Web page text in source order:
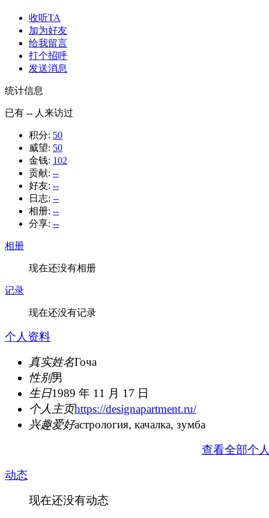
收听TA
加为好友
给我留言
打个招呼
发送消息
统计信息
已有 -- 人来访过
积分: 50
威望: 50
金钱: 102
贡献: --
好友: --
日志: --
相册: --
分享: --
相册
现在还没有相册
记录
现在还没有记录
个人资料
真实姓名Гоча
性别男
生日1989 年 11 月 17 日
个人主页https://designapartment.ru/
兴趣爱好астрология, качалка, зумба
查看全部个
动态
现在还没有动态